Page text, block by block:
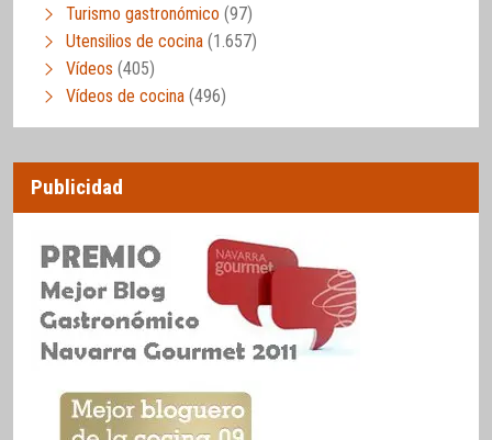
Turismo gastronómico (97)
Utensilios de cocina (1.657)
Vídeos (405)
Vídeos de cocina (496)
Publicidad